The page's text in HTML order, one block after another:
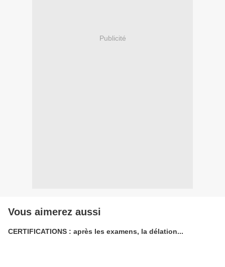
Publicité
Vous aimerez aussi
CERTIFICATIONS : après les examens, la délation...